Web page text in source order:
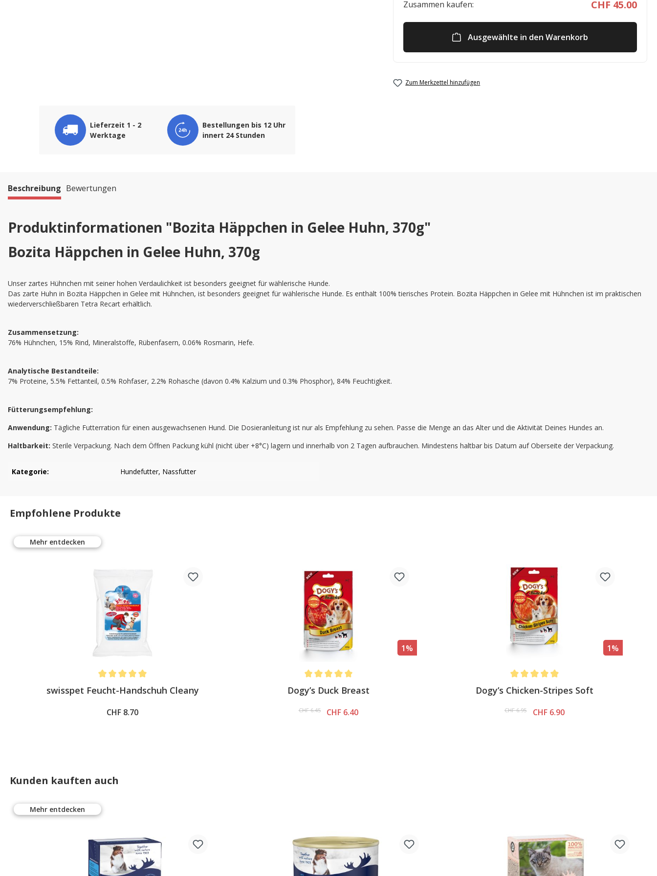
Zusammen kaufen: CHF 45.00
Ausgewählte in den Warenkorb
Zum Merkzettel hinzufügen
Lieferzeit 1 - 2
Werktage
Bestellungen bis 12 Uhr
innert 24 Stunden
Beschreibung Bewertungen
Produktinformationen "Bozita Häppchen in Gelee Huhn, 370g"
Bozita Häppchen in Gelee Huhn, 370g
Unser zartes Hühnchen mit seiner hohen Verdaulichkeit ist besonders geeignet für wählerische Hunde.
Das zarte Huhn in Bozita Häppchen in Gelee mit Hühnchen, ist besonders geeignet für wählerische Hunde. Es enthält 100% tierisches Protein. Bozita Häppchen in Gelee mit Hühnchen ist im praktischen
wiederverschließbaren Tetra Recart erhältlich.
Zusammensetzung:
76% Hühnchen, 15% Rind, Mineralstoffe, Rübenfasern, 0.06% Rosmarin, Hefe.
Analytische Bestandteile:
7% Proteine, 5.5% Fettanteil, 0.5% Rohfaser, 2.2% Rohasche (davon 0.4% Kalzium und 0.3% Phosphor), 84% Feuchtigkeit.
Fütterungsempfehlung:
Anwendung: Tägliche Futterration für einen ausgewachsenen Hund. Die Dosieranleitung ist nur als Empfehlung zu sehen. Passe die Menge an das Alter und die Aktivität Deines Hundes an.
Haltbarkeit: Sterile Verpackung. Nach dem Öffnen Packung kühl (nicht über +8°C) lagern und innerhalb von 2 Tagen aufbrauchen. Mindestens haltbar bis Datum auf Oberseite der Verpackung.
Kategorie: Hundefutter, Nassfutter
Empfohlene Produkte
Mehr entdecken
swisspet Feucht-Handschuh Cleany
CHF 8.70
1%
Dogy’s Duck Breast
CHF 6.45 CHF 6.40
1%
Dogy’s Chicken-Stripes Soft
CHF 6.95 CHF 6.90
Kunden kauften auch
Mehr entdecken